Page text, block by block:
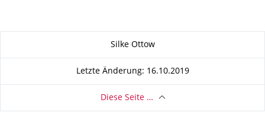
Silke Ottow
Letzte Änderung: 16.10.2019
Diese Seite …